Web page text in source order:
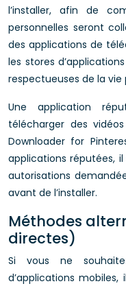
l’installer, afin de
personnelles seront
des applications de
les stores
respectueuses de la vie
Une application
télécharger des
Downloader for
applications réputées,
autorisations
avant de l’installer.
Méthodes
directes)
Si vous ne
d’applications